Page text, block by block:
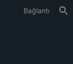
Bağlantı